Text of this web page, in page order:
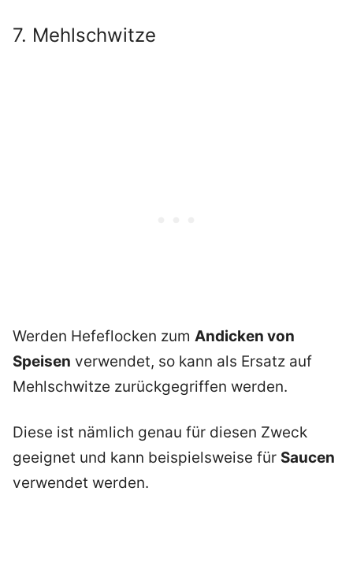
7. Mehlschwitze
Werden Hefeflocken zum Andicken von
Speisen verwendet, so kann als Ersatz auf
Mehlschwitze zurückgegriffen werden.
Diese ist nämlich genau für diesen Zweck
geeignet und kann beispielsweise für Saucen
verwendet werden.